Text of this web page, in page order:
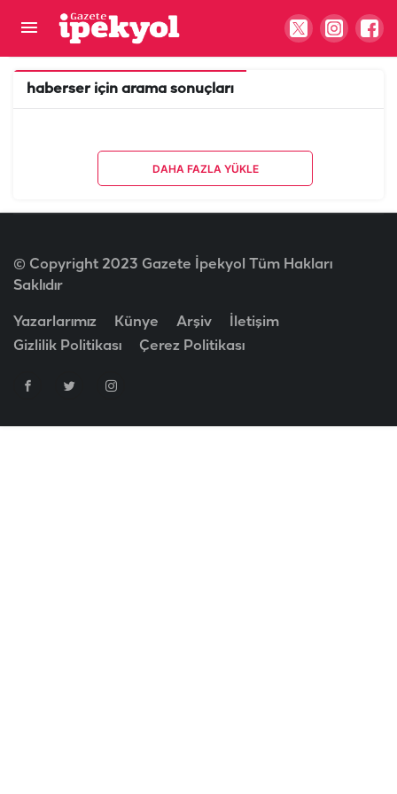
haberser için arama sonuçları
DAHA FAZLA YÜKLE
© Copyright 2023 Gazete İpekyol Tüm Hakları
Saklıdır
Yazarlarımız Künye Arşiv
İletişim
Gizlilik Politikası
Çerez Politikası